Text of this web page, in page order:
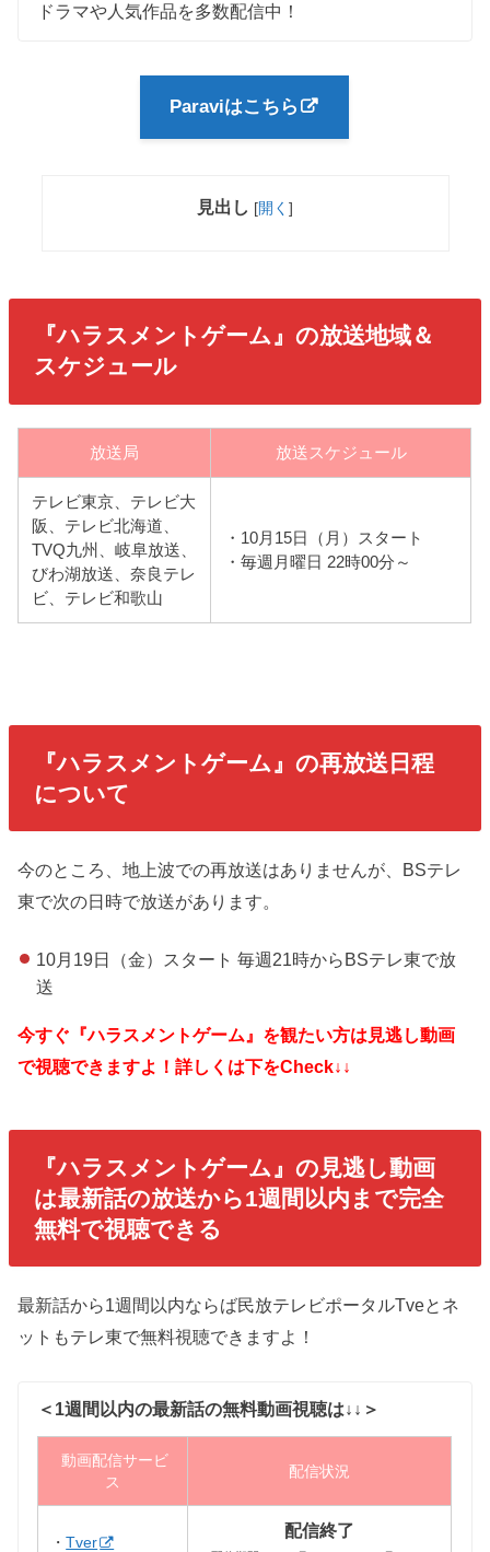
ドラマや人気作品を多数配信中！
Paraviはこちら
見出し [開く ]
『ハラスメントゲーム』の放送地域＆
スケジュール
放送局 放送スケジュール
テレビ東京、テレビ大
阪、テレビ北海道、
TVQ九州、岐阜放送、
びわ湖放送、奈良テレ
ビ、テレビ和歌山
・10月15日（月）スタート
・毎週月曜日 22時00分～
『ハラスメントゲーム』の再放送日程
について
今のところ、地上波での再放送はありませんが、BSテレ
東で次の日時で放送があります。
10月19日（金）スタート 毎週21時からBSテレ東で放
送
今すぐ『ハラスメントゲーム』を観たい方は見逃し動画
で視聴できますよ！詳しくは下をCheck↓↓
『ハラスメントゲーム』 の見逃し動画
は最新話の放送から1週間以内まで完全
無料で視聴できる
最新話から1週間以内ならば民放テレビポータルTveとネ
ットもテレ東で無料視聴できますよ！
＜1週間以内の最新話の無料動画視聴は↓↓＞
動画配信サービ
ス
配信状況
・Tver
配信終了